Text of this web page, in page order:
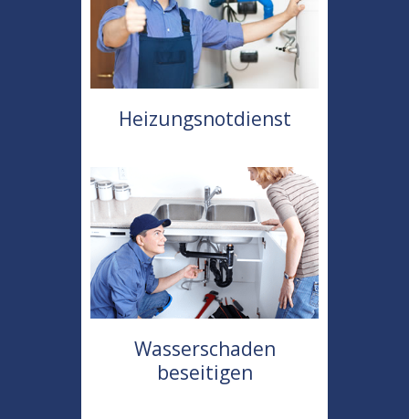
Heizungsnotdienst
Wasserschaden
beseitigen